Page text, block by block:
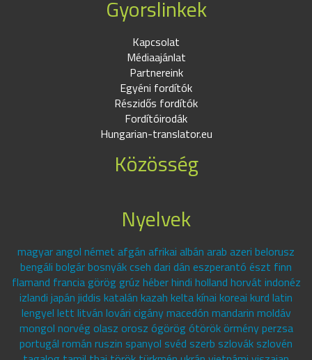
Gyorslinkek
Kapcsolat
Médiaajánlat
Partnereink
Egyéni fordítók
Részidős fordítók
Fordítóirodák
Hungarian-translator.eu
Közösség
Nyelvek
magyar angol német afgán afrikai albán arab azeri belorusz
bengáli bolgár bosnyák cseh dari dán eszperantó észt finn
flamand francia görög grúz héber hindi holland horvát indonéz
izlandi japán jiddis katalán kazah kelta kínai koreai kurd latin
lengyel lett litván lovári cigány macedón mandarin moldáv
mongol norvég olasz orosz ógörög ótörök örmény perzsa
portugál román ruszin spanyol svéd szerb szlovák szlovén